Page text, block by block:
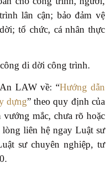
lân cận; bảo đảm vệ
tổ chức, cá nhân thực
di dời công trình.
LAW về: “Hướng dẫn
dựng” theo quy định của
mắc, chưa rõ hoặc
liên hệ ngay Luật sư
sư chuyên nghiệp, tư